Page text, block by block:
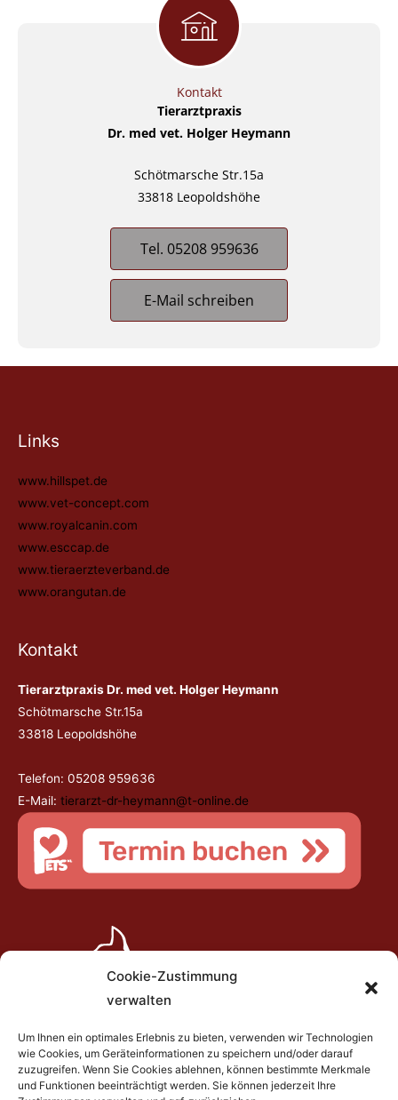
Cookie-Zustimmung
verwalten
Um Ihnen ein optimales Erlebnis zu bieten, verwenden wir Technologien
wie Cookies, um Geräteinformationen zu speichern und/oder darauf
zuzugreifen. Wenn Sie Cookies ablehnen, können bestimmte Merkmale
und Funktionen beeinträchtigt werden. Sie können jederzeit Ihre
Kontakt
Tierarztpraxis
Dr. med vet. Holger Heymann
Schötmarsche Str.15a
33818 Leopoldshöhe
Tel. 05208 959636
E-Mail schreiben
Links
www.hillspet.de
www.vet-concept.com
www.royalcanin.com
www.esccap.de
www.tieraerzteverband.de
www.orangutan.de
Kontakt
Tierarztpraxis Dr. med vet. Holger Heymann
Schötmarsche Str.15a
33818 Leopoldshöhe
Telefon: 05208 959636
E-Mail: tierarzt-dr-heymann@t-online.de